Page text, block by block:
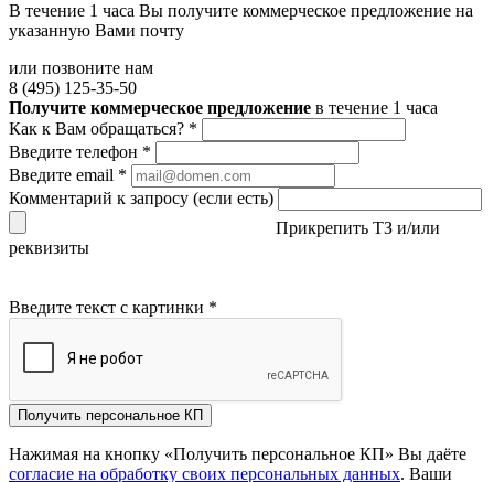
В течение 1 часа Вы получите коммерческое предложение на
указанную Вами почту
или позвоните нам
8 (495) 125-35-50
Получите коммерческое предложение в течение 1 часа
Как к Вам обращаться? *
Введите телефон *
Введите email *
Комментарий к запросу (если есть)
Прикрепить ТЗ и/или
реквизиты
Введите текст с картинки *
Получить персональное КП
Нажимая на кнопку «Получить персональное КП» Вы даёте
согласие на обработку своих персональных данных. Ваши